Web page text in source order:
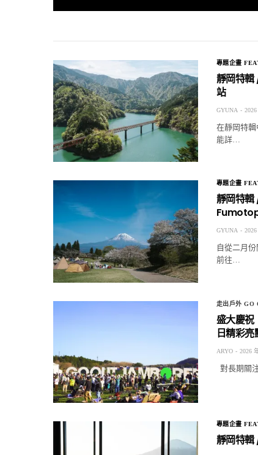
專題企畫
靜岡特輯
站
GYUNA
在靜岡特
能詳…
專題企畫
靜岡特輯
GYUNA
自從二月
前往…
走出戶外 GO
盛大慶祝
日精彩亮
ARYO 2026
對長期關
專題企畫
靜岡特